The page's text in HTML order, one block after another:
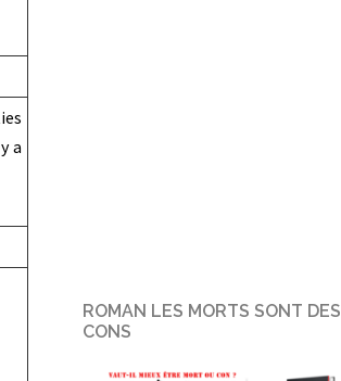
a
ROMAN LES MORTS SONT DES
CONS